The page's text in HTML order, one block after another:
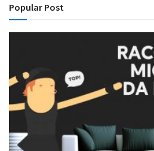
Popular Post